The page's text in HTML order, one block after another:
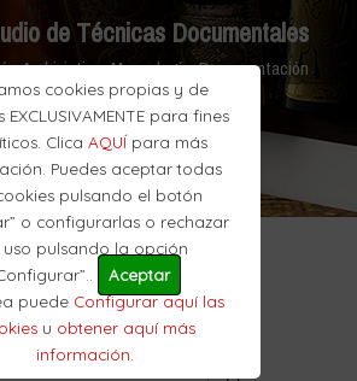
cookies propias y de
EXCLUSIVAMENTE para fines
Clica AQUÍpara más
Puedes aceptar todas
pulsando el botón
o configurarlas o rechazar
uso pulsando la opción
Aceptar
puede Configurar aquí las
u obtener aquí más
información
de Técnicas Documentales
Archivistica, Museología, Documentación